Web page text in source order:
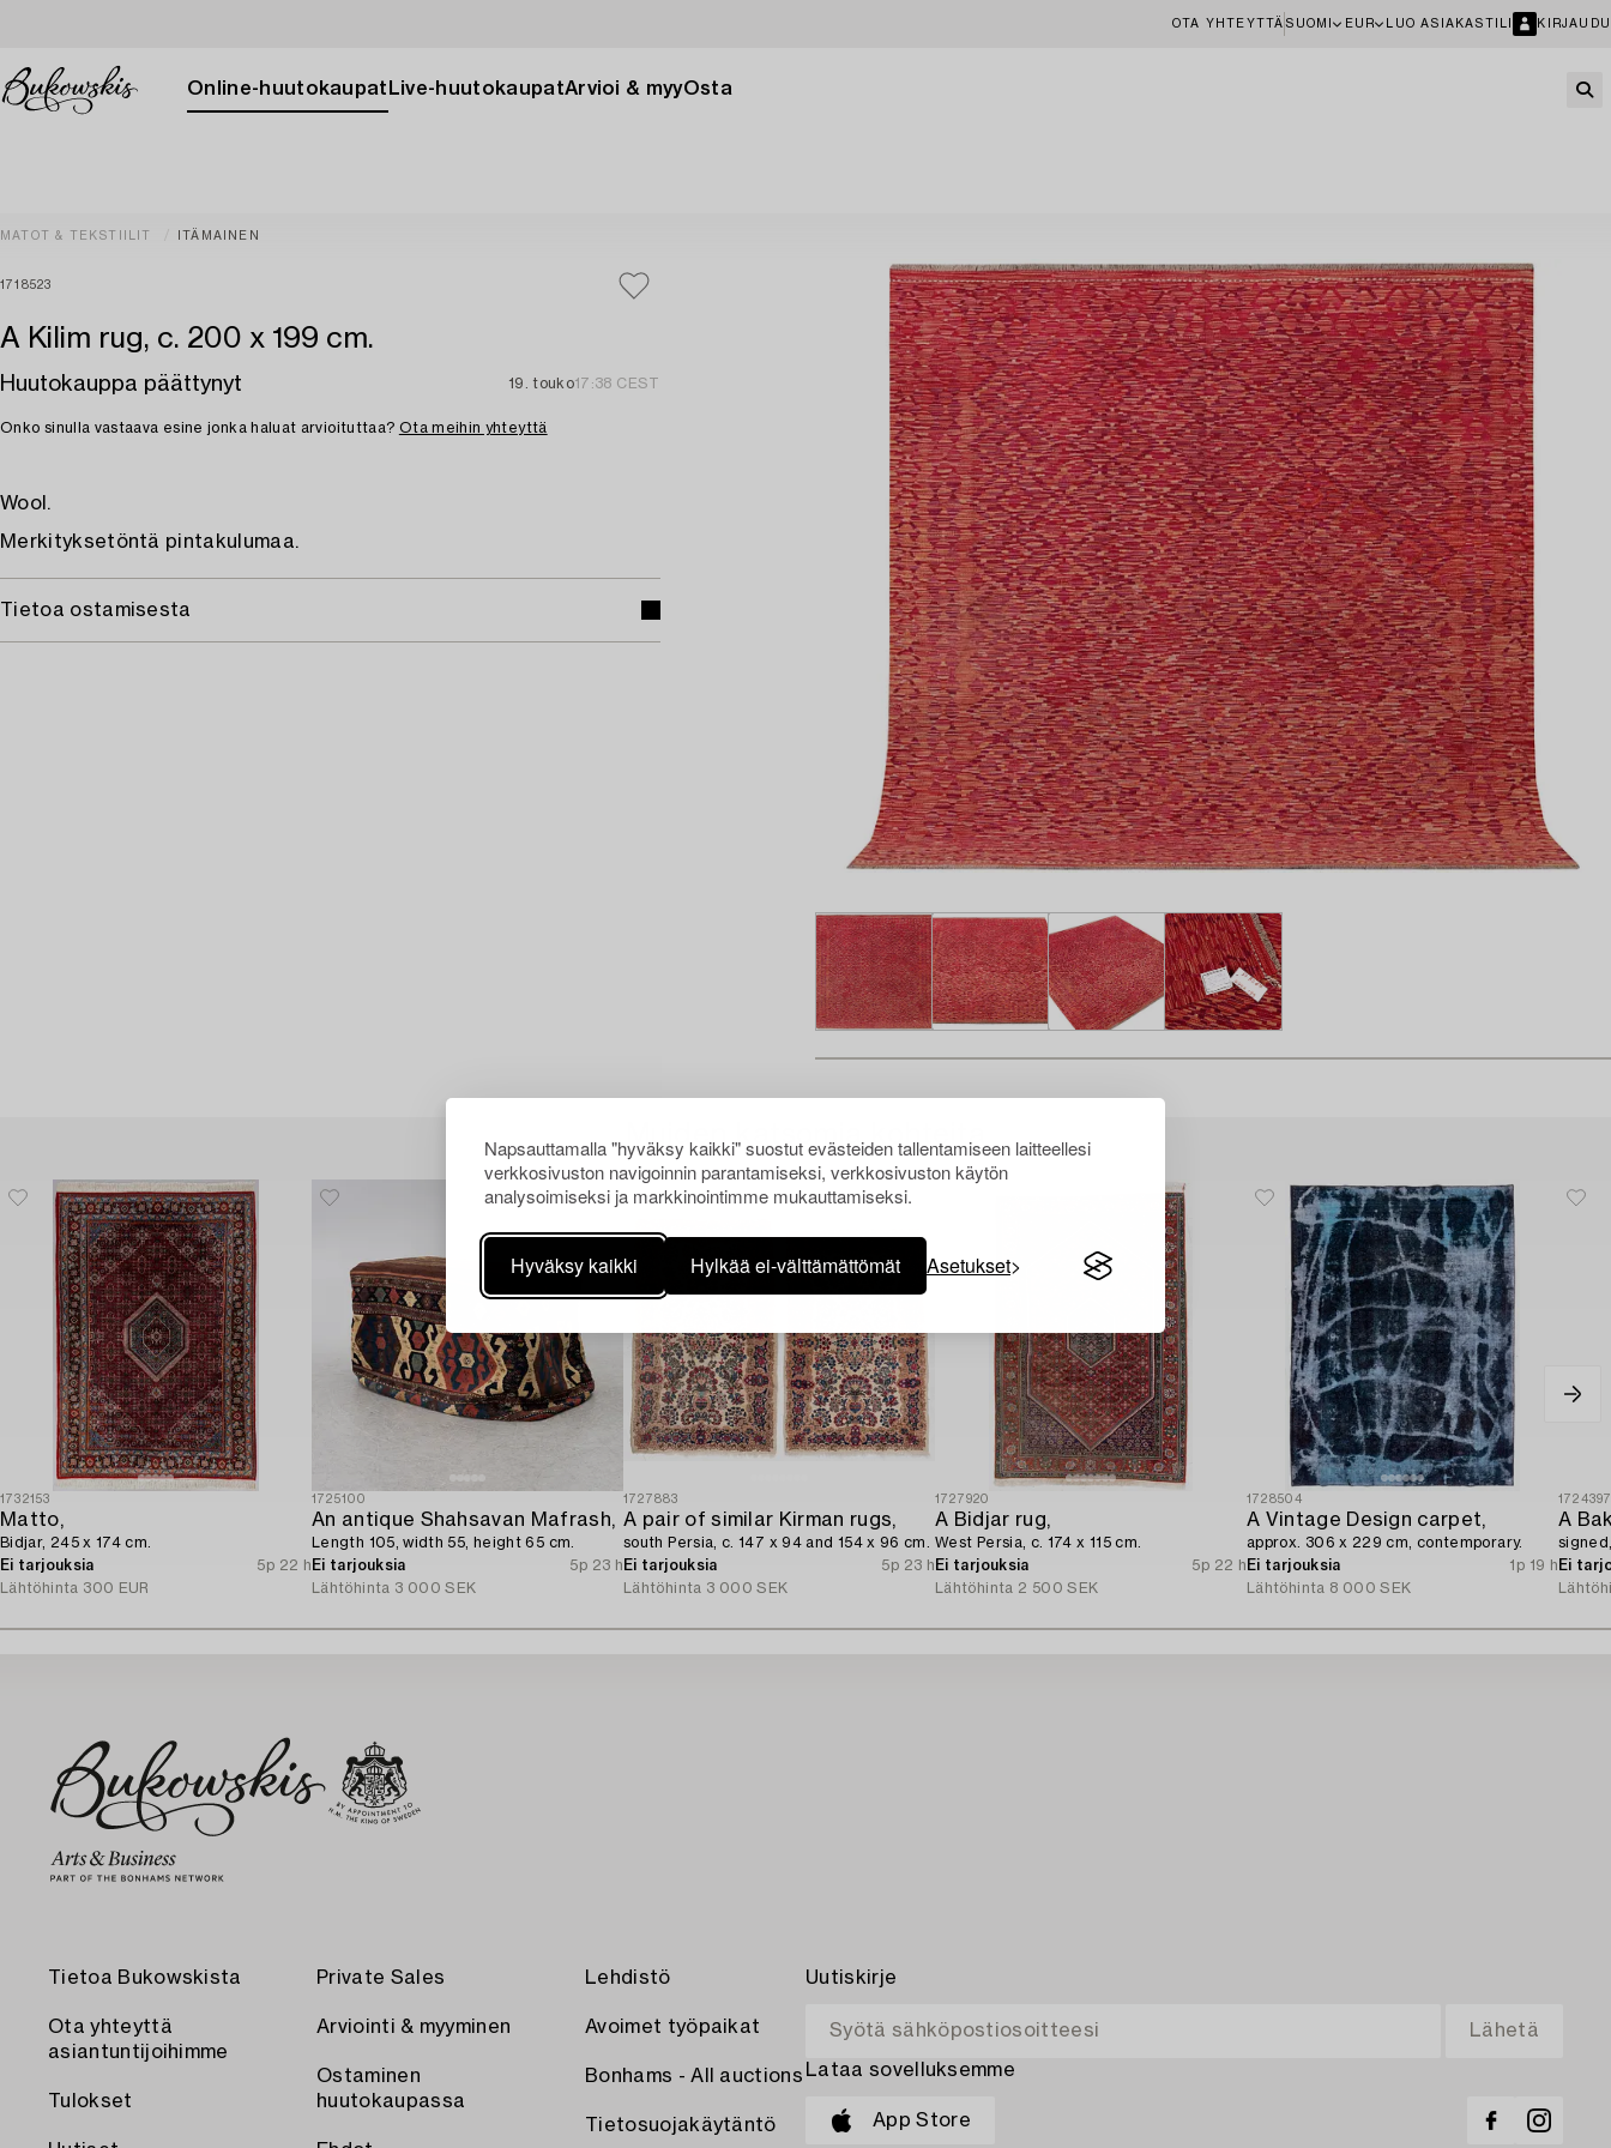
Napsauttamalla "hyväksy kaikki" suostut evästeiden tallentamiseen laitteellesi
verkkosivuston navigoinnin parantamiseksi, verkkosivuston käytön
analysoimiseksi ja markkinointimme mukauttamiseksi.
Hyväksy kaikki Hylkää ei-välttämättömät Asetukset
OTA YHTEYTTÄ SUOMI EUR LUO ASIAKASTILI KIRJAUDU
Online-huutokaupat Live-huutokaupatArvioi & myyOsta
MATOT & TEKSTIILIT ITÄMAINEN
1718523
A Kilim rug, c. 200 x 199 cm.
Huutokauppa päättynyt 19. touko17:38 CEST
Onko sinulla vastaava esine jonka haluat arvioituttaa? Ota meihin yhteyttä
Wool.
Merkityksetöntä pintakulumaa.
Tietoa ostamisesta
1732153
Matto,
Bidjar, 245 x 174 cm.
Ei tarjouksia
5p 22 h
Lähtöhinta 300 EUR
1725100
An antique Shahsavan Mafrash,
Length 105, width 55, height 65 cm.
Ei tarjouksia
5p 23 h
Lähtöhinta 3 000 SEK
1727883
A pair of similar Kirman rugs,
south Persia, c. 147 x 94 and 154 x 96 cm.
Ei tarjouksia
5p 23 h
Lähtöhinta 3 000 SEK
1727920
A Bidjar rug,
West Persia, c. 174 x 115 cm.
Ei tarjouksia
5p 22 h
Lähtöhinta 2 500 SEK
1728504
A Vintage Design carpet,
approx. 306 x 229 cm, contemporary.
Ei tarjouksia
1p 19 h
Lähtöhinta 8 000 SEK
A
Ei
Tietoa Bukowskista
Ota yhteyttä
asiantuntijoihimme
Tulokset
Private Sales
Arviointi & myyminen
Ostaminen
huutokaupassa
Lehdistö
Avoimet työpaikat
Bonhams - All auctions
Tietosuojakäytäntö
Uutiskirje
Lataa sovelluksemme
App Store